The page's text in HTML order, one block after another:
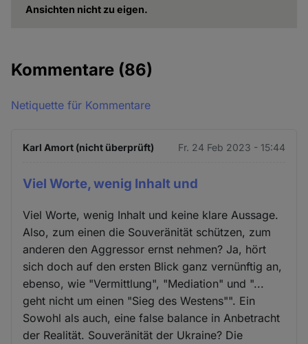
Ansichten nicht zu eigen.
Kommentare (86)
Netiquette für Kommentare
Karl Amort (nicht überprüft) Fr. 24 Feb 2023 - 15:44
Viel Worte, wenig Inhalt und
Viel Worte, wenig Inhalt und keine klare Aussage.
Also, zum einen die Souveränität schützen, zum
anderen den Aggressor ernst nehmen? Ja, hört
sich doch auf den ersten Blick ganz vernünftig an,
ebenso, wie "Vermittlung", "Mediation" und "...
geht nicht um einen "Sieg des Westens"". Ein
Sowohl als auch, eine false balance in Anbetracht
der Realität. Souveränität der Ukraine? Die